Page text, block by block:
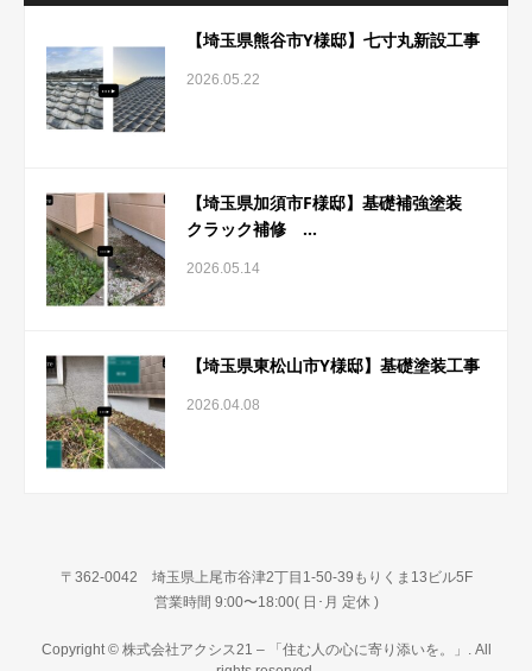
【埼玉県熊谷市Y様邸】七寸丸新設工事
2026.05.22
【埼玉県加須市F様邸】基礎補強塗装
クラック補修 ...
2026.05.14
【埼玉県東松山市Y様邸】基礎塗装工事
2026.04.08
〒362-0042 埼玉県上尾市谷津2丁目1-50-39もりくま13ビル5F
営業時間 9:00〜18:00( 日･月 定休 )
Copyright © 株式会社アクシス21 – 「住む人の心に寄り添いを。」. All